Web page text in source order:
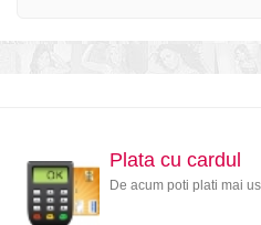
Plata cu cardul
De acum poti plati mai